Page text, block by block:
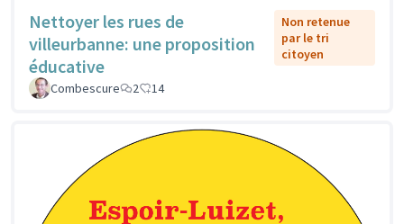
Nettoyer les rues de
villeurbanne: une proposition
éducative
Non retenue
par le tri
citoyen
Combescure 2 14